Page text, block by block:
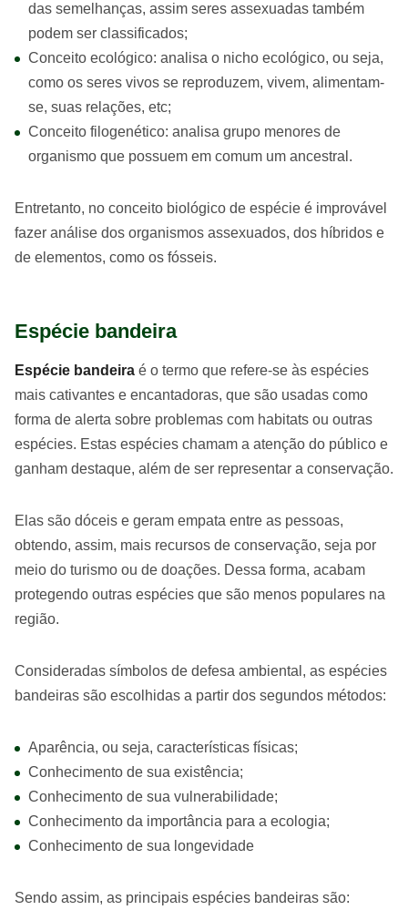
das semelhanças, assim seres assexuadas também
podem ser classificados;
Conceito ecológico: analisa o nicho ecológico, ou seja,
como os seres vivos se reproduzem, vivem, alimentam-
se, suas relações, etc;
Conceito filogenético: analisa grupo menores de
organismo que possuem em comum um ancestral.
Entretanto, no conceito biológico de espécie é improvável
fazer análise dos organismos assexuados, dos híbridos e
de elementos, como os fósseis.
Espécie bandeira
Espécie bandeira é o termo que refere-se às espécies
mais cativantes e encantadoras, que são usadas como
forma de alerta sobre problemas com habitats ou outras
espécies. Estas espécies chamam a atenção do público e
ganham destaque, além de ser representar a conservação.
Elas são dóceis e geram empata entre as pessoas,
obtendo, assim, mais recursos de conservação, seja por
meio do turismo ou de doações. Dessa forma, acabam
protegendo outras espécies que são menos populares na
região.
Consideradas símbolos de defesa ambiental, as espécies
bandeiras são escolhidas a partir dos segundos métodos:
Aparência, ou seja, características físicas;
Conhecimento de sua existência;
Conhecimento de sua vulnerabilidade;
Conhecimento da importância para a ecologia;
Conhecimento de sua longevidade
Sendo assim, as principais espécies bandeiras são: